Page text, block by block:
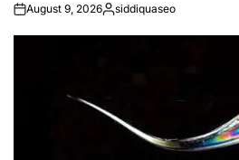
August 9, 2026Posted
siddiquaseo